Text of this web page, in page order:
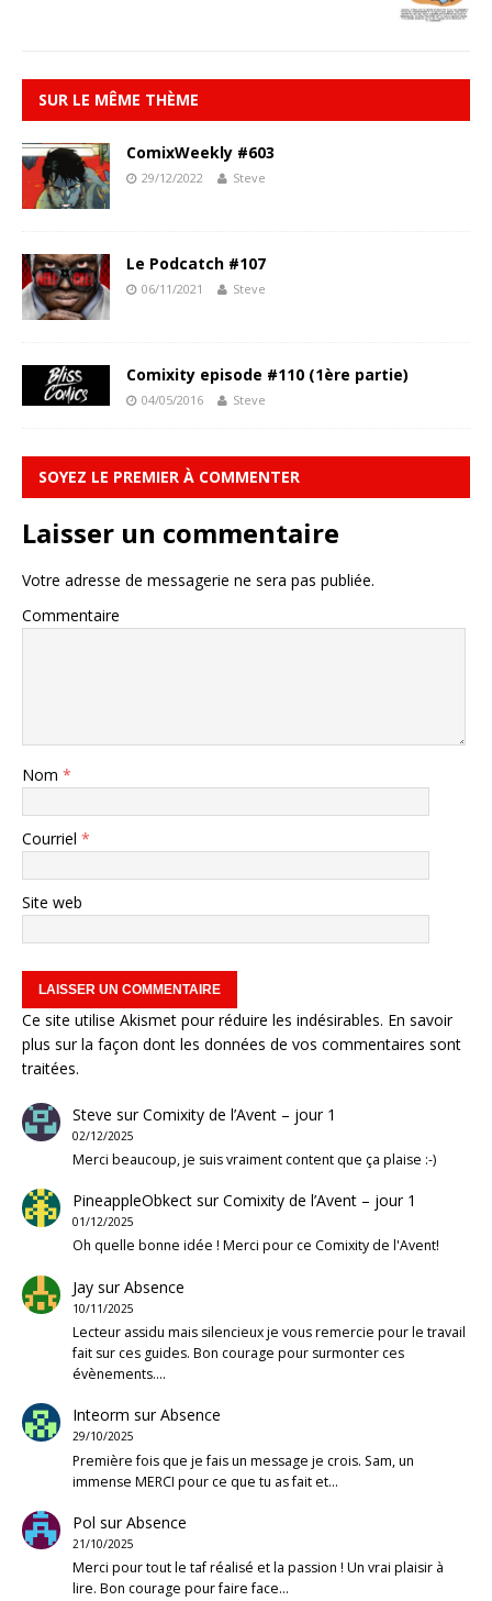
SUR LE MÊME THÈME
ComixWeekly #603
29/12/2022 Steve
Le Podcatch #107
06/11/2021 Steve
Comixity episode #110 (1ère partie)
04/05/2016 Steve
SOYEZ LE PREMIER À COMMENTER
Laisser un commentaire
Votre adresse de messagerie ne sera pas publiée.
Commentaire
Nom *
Courriel *
Site web
Ce site utilise Akismet pour réduire les indésirables. En savoir
plus sur la façon dont les données de vos commentaires sont
traitées.
Steve surComixity de l’Avent – jour 1
02/12/2025
Merci beaucoup, je suis vraiment content que ça plaise :-)
PineappleObkectsurComixity de l’Avent – jour 1
01/12/2025
Oh quelle bonne idée ! Merci pour ce Comixity de l'Avent!
JaysurAbsence
10/11/2025
Lecteur assidu mais silencieux je vous remercie pour le travail
fait sur ces guides. Bon courage pour surmonter ces
évènements.…
Inteorm surAbsence
29/10/2025
Première fois que je fais un message je crois. Sam, un
immense MERCI pour ce que tu as fait et…
Pol surAbsence
21/10/2025
Merci pour tout le taf réalisé et la passion ! Un vrai plaisir à
lire. Bon courage pour faire face…